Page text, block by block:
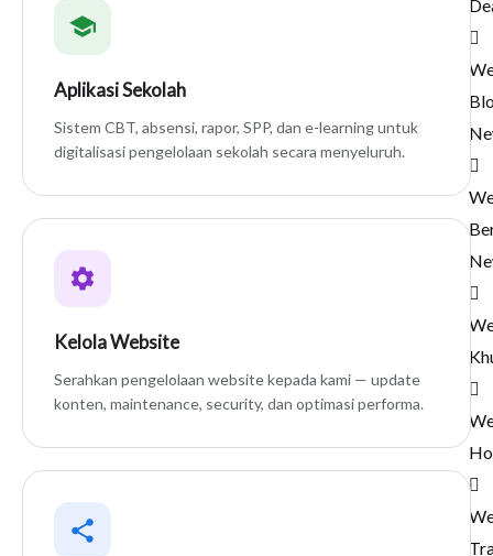
Aplikasi Sekolah
Sistem CBT, absensi, rapor, SPP, dan e-learning untuk
digitalisasi pengelolaan sekolah secara menyeluruh.
Kelola Website
Serahkan pengelolaan website kepada kami — update
konten, maintenance, security, dan optimasi performa.